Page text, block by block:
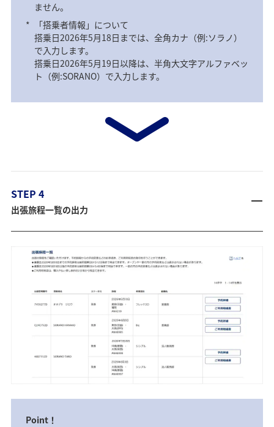
ません。
*
「搭乗者情報」について
搭乗日2026年5月18日までは、全角カナ（例:ソラノ）
で入力します。
搭乗日2026年5月19日以降は、半角大文字アルファベッ
ト（例:SORANO）で入力します。
STEP 4
出張旅程一覧の出力
Point！